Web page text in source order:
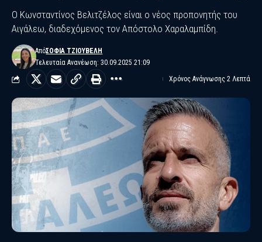
Ο Κωνσταντίνος Βελιτζέλος είναι ο νέος προπονητής του
Αιγάλεω, διαδεχόμενος τον Απόστολο Χαραλαμπίδη.
Τελευταία Ανανέωση: 30.09.2025 21:09
ΑπόΣΟΦΊΑ ΤΖΙΟΎΒΕΛΗ
Χρόνος Ανάγνωσης 2 Λεπτά